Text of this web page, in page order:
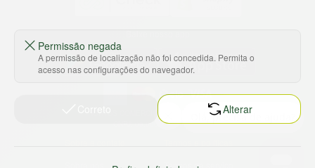
HORTUS COMERCIO DE ALIMENTOS S.A
CNPJ: 09.000.493/0002-15
Termos de serviço
Permissão negada
A permissão de localização não foi concedida. Permita o
acesso nas configurações do navegador.
Alterar